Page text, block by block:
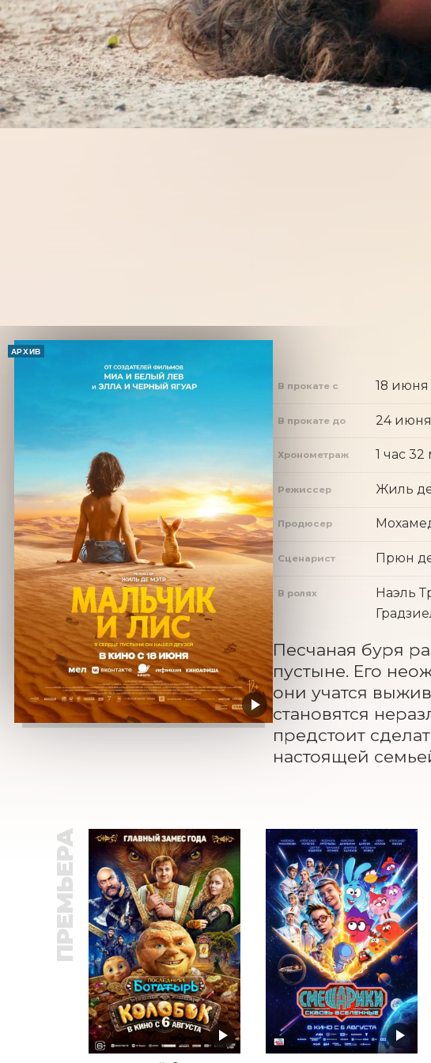
АРХИВ
В прокате с 18 июня
В прокате до 24 июня
Хронометраж 1 час
Режиссер Жиль
Продюсер
Сценарист Прюн
В ролях
Наэль
Песчаная буря
пустыне. Его
они учатся
становятся
предстоит
настоящей
ПРЕМЬЕРА